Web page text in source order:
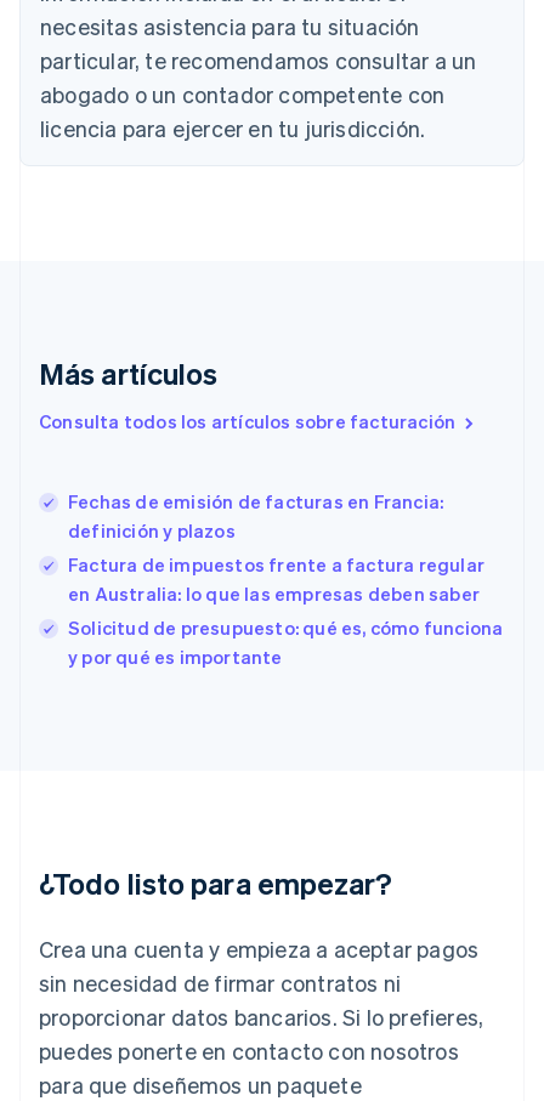
necesitas asistencia para tu situación
particular, te recomendamos consultar a un
abogado o un contador competente con
licencia para ejercer en tu jurisdicción.
Más artículos
Consulta todos los artículos sobre facturación
Fechas de emisión de facturas en Francia:
definición y plazos
Factura de impuestos frente a factura regular
en Australia: lo que las empresas deben saber
Solicitud de presupuesto: qué es, cómo funciona
y por qué es importante
¿Todo listo para empezar?
Crea una cuenta y empieza a aceptar pagos
sin necesidad de firmar contratos ni
proporcionar datos bancarios. Si lo prefieres,
puedes ponerte en contacto con nosotros
para que diseñemos un paquete
Canadá
English Français
China continental
简体中文 English
Chipre
Croacia
Eslovenia
España
EnglishEspañol简体中文
Estonia
Finlandia
EnglishSvenska
Francia
Gibraltar
English
Italiano English
日本語English
Letonia
English
Liechtenstein
Deutsch English